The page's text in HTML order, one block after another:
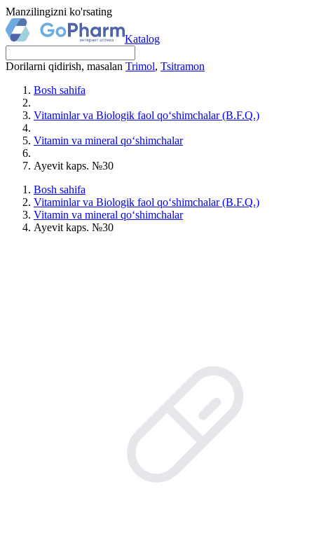
Manzilingizni ko'rsating
Katalog
Dorilarni qidirish, masalan Trimol, Tsitramon
Bosh sahifa
Vitaminlar va Biologik faol qo‘shimchalar (B.F.Q.)
Vitamin va mineral qo‘shimchalar
Ayevit kaps. №30
Bosh sahifa
Vitaminlar va Biologik faol qo‘shimchalar (B.F.Q.)
Vitamin va mineral qo‘shimchalar
Ayevit kaps. №30